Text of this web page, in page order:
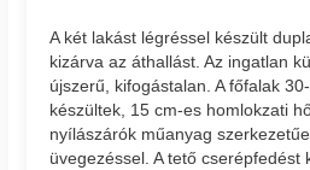
A két lakást légréssel készült
kizárva az áthallást. Az ingatlan
újszerű, kifogástalan. A főfalak
készültek, 15 cm-es homlokzati
nyílászárók műanyag
üvegezéssel. A tető cserépfedést